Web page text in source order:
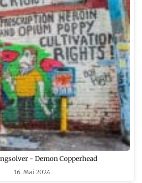
- Demon Copperhead
16. Mai 2024